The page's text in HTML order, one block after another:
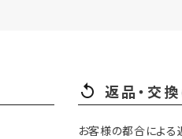
返品・交
お客様の都合によ